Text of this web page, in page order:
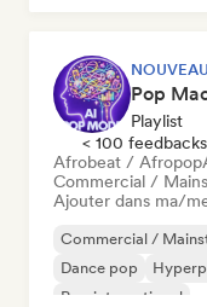
NOUVEAU
Playlist
< 100
Afrobeat / Afropop
Commercial /
Ajouter dans ma/
Commercial /
Dance pop
Pop international